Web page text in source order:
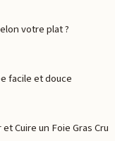
votre plat ?
facile et douce
Cuire un Foie Gras Cru